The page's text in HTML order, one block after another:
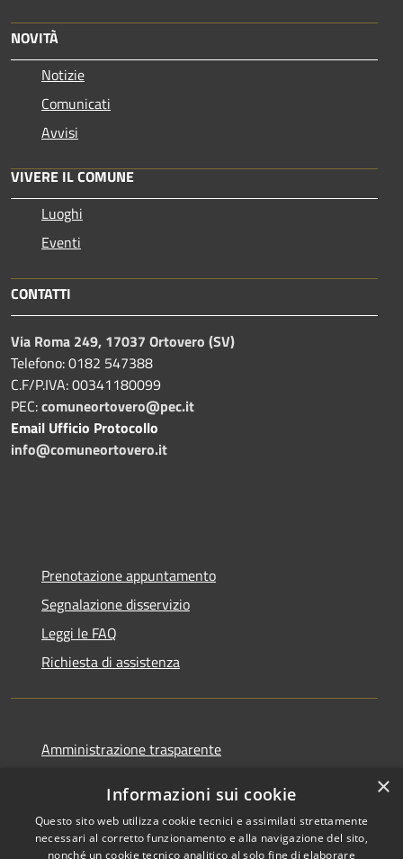
NOVITÀ
Notizie
Comunicati
Avvisi
VIVERE IL COMUNE
Luoghi
Eventi
CONTATTI
Via Roma 249, 17037 Ortovero (SV)
Telefono: 0182 547388
C.F/P.IVA: 00341180099
PEC:comuneortovero@pec.it
Email Ufficio Protocollo
info@comuneortovero.it
Prenotazione appuntamento
Segnalazione disservizio
Leggi le FAQ
Richiesta di assistenza
Amministrazione trasparente
Dichiarazione di accessibilità
×
Informazioni sui cookie
Questo sito web utilizza cookie tecnici e assimilati strettamente
necessari al corretto funzionamento e alla navigazione del sito,
nonché un cookie tecnico analitico al solo fine di elaborare